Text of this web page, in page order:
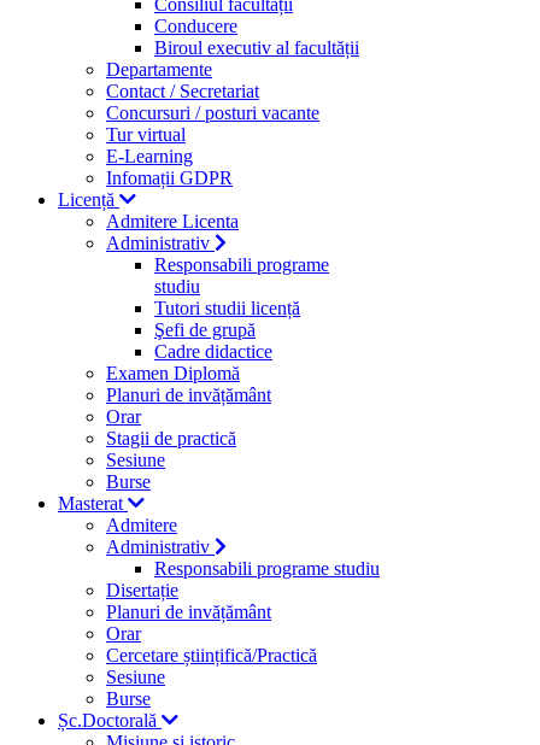
Consiliul facultății
Conducere
Biroul executiv al facultății
Departamente
Contact / Secretariat
Concursuri / posturi vacante
Tur virtual
E-Learning
Infomații GDPR
Licență
Admitere Licenta
Administrativ
Responsabili programe
studiu
Tutori studii licență
Şefi de grupă
Cadre didactice
Examen Diplomă
Planuri de invățământ
Orar
Stagii de practică
Sesiune
Burse
Masterat
Admitere
Administrativ
Responsabili programe studiu
Disertație
Planuri de invățământ
Orar
Cercetare științifică/Practică
Sesiune
Burse
Șc.Doctorală